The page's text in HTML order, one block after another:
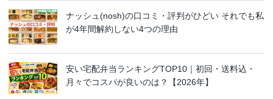
ナッシュ(nosh)の口コミ・評判がひどい それでも私
が4年間解約しない4つの理由
安い宅配弁当ランキングTOP10｜初回・送料込・
月々でコスパが良いのは？【2026年】